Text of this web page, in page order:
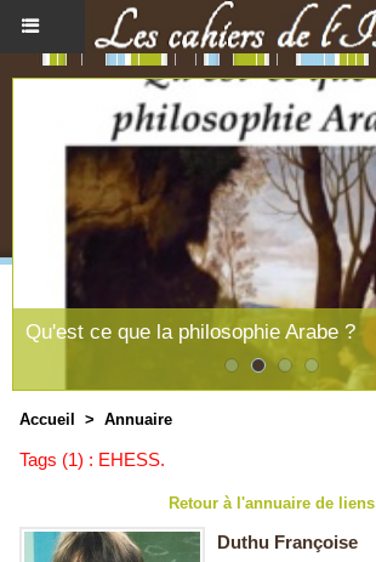
Qu'est ce que la philosophie Arabe ?
Accueil > Annuaire
Tags (1) : EHESS.
Retour à l'annuaire de liens
Duthu Françoise